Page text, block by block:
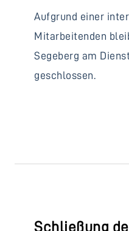
Aufgrund einer
Mitarbeitenden
Segeberg am
geschlossen.
Schließung